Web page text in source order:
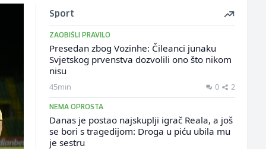
Sport
ZAOBIŠLI PRAVILO
Presedan zbog Vozinhe: Čileanci junaku
Svjetskog prvenstva dozvolili ono što nikom
nisu
45min 0 2
NEMA OPROSTA
Danas je postao najskuplji igrač Reala, a još
se bori s tragedijom: Droga u piću ubila mu
je sestru